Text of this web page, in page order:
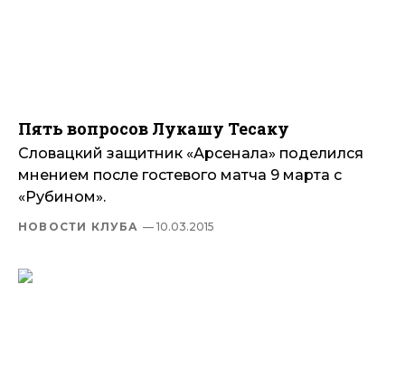
Пять вопросов Лукашу Тесаку
Словацкий защитник «Арсенала» поделился
мнением после гостевого матча 9 марта с
«Рубином».
НОВОСТИ КЛУБА — 10.03.2015